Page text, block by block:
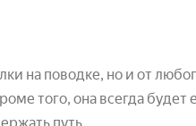
на поводке, но и от
того, она всегда будет